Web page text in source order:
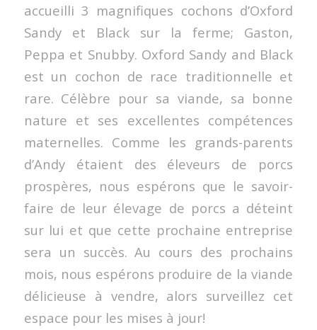
accueilli 3 magnifiques cochons d’Oxford
Sandy et Black sur la ferme; Gaston,
Peppa et Snubby. Oxford Sandy and Black
est un cochon de race traditionnelle et
rare. Célèbre pour sa viande, sa bonne
nature et ses excellentes compétences
maternelles. Comme les grands-parents
d’Andy étaient des éleveurs de porcs
prospères, nous espérons que le savoir-
faire de leur élevage de porcs a déteint
sur lui et que cette prochaine entreprise
sera un succès. Au cours des prochains
mois, nous espérons produire de la viande
délicieuse à vendre, alors surveillez cet
espace pour les mises à jour!